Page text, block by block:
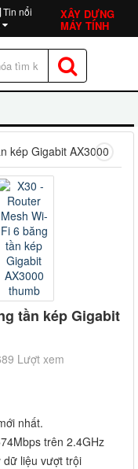
Tin nổi
XÂY DỰNG
MÁY TÍNH
tần kép Gigabit
Lượt xem
nhất.
trên 2.4GHz
dữ liệu vượt trội